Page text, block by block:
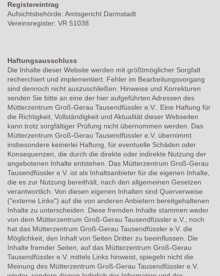
Registereintrag
Aufsichtsbehörde: Amtsgericht Darmstadt
Vereinsregister: VR 51038
Haftungsausschluss
Die Inhalte dieser Website werden mit größtmöglicher Sorgfalt
recherchiert und implementiert. Fehler im Bearbeitungsvorgang
sind dennoch nicht auszuschließen. Hinweise und Korrekturen
senden Sie bitte an eine der hier aufgeführten Adressen des
Mütterzentrum Groß-Gerau Tausendfüssler e.V.. Eine Haftung für
die Richtigkeit, Vollständigkeit und Aktualität dieser Webseiten
kann trotz sorgfältiger Prüfung nicht übernommen werden. Das
Mütterzentrum Groß-Gerau Tausendfüssler e.V. übernimmt
insbesondere keinerlei Haftung, für eventuelle Schäden oder
Konsequenzen, die durch die direkte oder indirekte Nutzung der
angebotenen Inhalte entstehen. Das Mütterzentrum Groß-Gerau
Tausendfüssler e.V. ist als Inhaltsanbieter für die eigenen Inhalte,
die es zur Nutzung bereithält, nach den allgemeinen Gesetzen
verantwortlich. Von diesen eigenen Inhalten sind Querverweise
("externe Links") auf die von anderen Anbietern bereitgehaltenen
Inhalte zu unterscheiden. Diese fremden Inhalte stammen weder
von dem Mütterzentrum Groß-Gerau Tausendfüssler e.V., noch
hat das Mütterzentrum Groß-Gerau Tausendfüssler e.V. die
Möglichkeit, den Inhalt von Seiten Dritter zu beeinflussen. Die
Inhalte fremder Seiten, auf das Mütterzentrum Groß-Gerau
Tausendfüssler e.V. mittels Links hinweist, spiegeln nicht die
Meinung des Mütterzentrum Groß-Gerau Tausendfüssler e.V.